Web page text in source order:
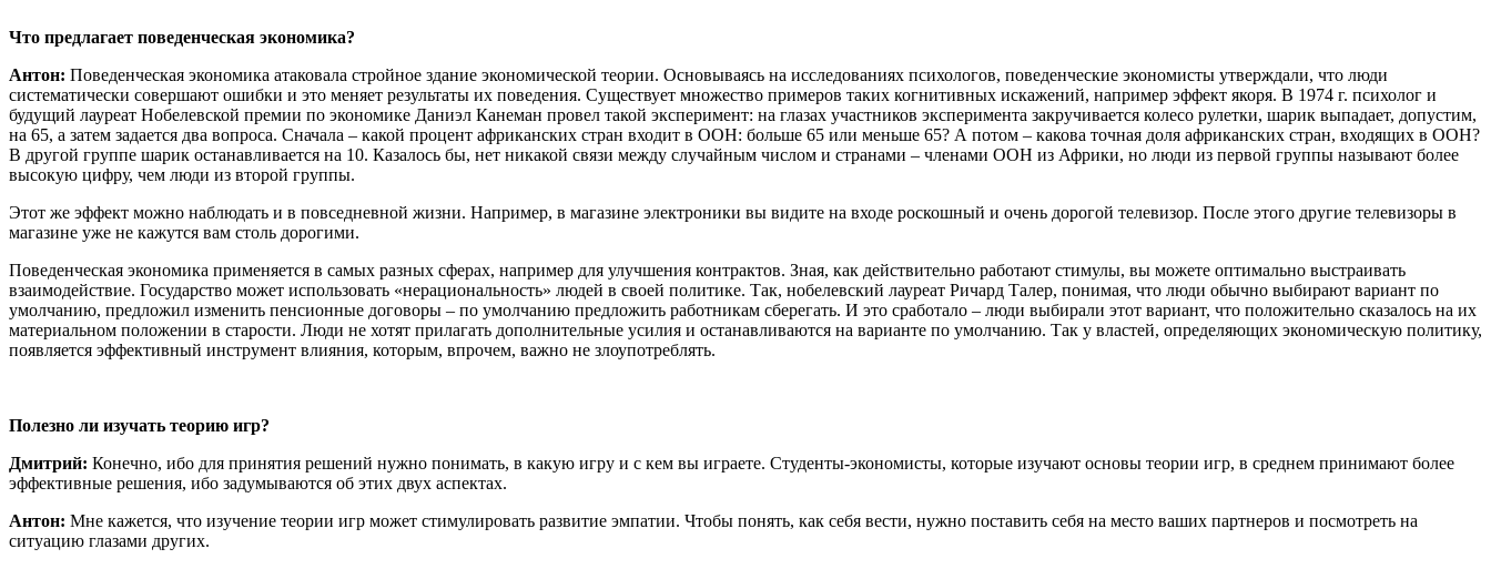
Что предлагает поведенческая экономика?
Антон: Поведенческая экономика атаковала стройное здание экономической теории. Основываясь на исследованиях психологов, поведенческие экономисты утверждали, что люди
систематически совершают ошибки и это меняет результаты их поведения. Существует множество примеров таких когнитивных искажений, например эффект якоря. В 1974 г. психолог и
будущий лауреат Нобелевской премии по экономике Даниэл Канеман провел такой эксперимент: на глазах участников эксперимента закручивается колесо рулетки, шарик выпадает, допустим,
на 65, а затем задается два вопроса. Сначала – какой процент африканских стран входит в ООН: больше 65 или меньше 65? А потом – какова точная доля африканских стран, входящих в ООН?
В другой группе шарик останавливается на 10. Казалось бы, нет никакой связи между случайным числом и странами – членами ООН из Африки, но люди из первой группы называют более
высокую цифру, чем люди из второй группы.
Этот же эффект можно наблюдать и в повседневной жизни. Например, в магазине электроники вы видите на входе роскошный и очень дорогой телевизор. После этого другие телевизоры в
магазине уже не кажутся вам столь дорогими.
Поведенческая экономика применяется в самых разных сферах, например для улучшения контрактов. Зная, как действительно работают стимулы, вы можете оптимально выстраивать
взаимодействие. Государство может использовать «нерациональность» людей в своей политике. Так, нобелевский лауреат Ричард Талер, понимая, что люди обычно выбирают вариант по
умолчанию, предложил изменить пенсионные договоры – по умолчанию предложить работникам сберегать. И это сработало – люди выбирали этот вариант, что положительно сказалось на их
материальном положении в старости. Люди не хотят прилагать дополнительные усилия и останавливаются на варианте по умолчанию. Так у властей, определяющих экономическую политику,
появляется эффективный инструмент влияния, которым, впрочем, важно не злоупотреблять.
Полезно ли изучать теорию игр?
Дмитрий: Конечно, ибо для принятия решений нужно понимать, в какую игру и с кем вы играете. Студенты-экономисты, которые изучают основы теории игр, в среднем принимают более
эффективные решения, ибо задумываются об этих двух аспектах.
Антон: Мне кажется, что изучение теории игр может стимулировать развитие эмпатии. Чтобы понять, как себя вести, нужно поставить себя на место ваших партнеров и посмотреть на
ситуацию глазами других.